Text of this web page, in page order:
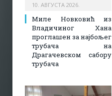
10. АВГУСТА 2026.
Миле Новковић из
Владичиног Хана
проглашен за најбољег
трубача на
Драгачевском сабору
трубача